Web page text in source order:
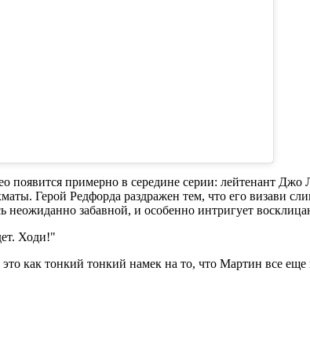
появится примерно в середине серии: лейтенант Джо
Герой Редфорда раздражен тем, что его визави
неожиданно забавной, и особенно интригует
Ходи!"
как тонкий тонкий намек на то, что Мартин все